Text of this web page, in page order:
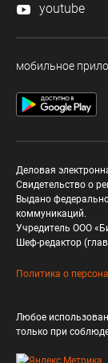
youtube
мобильное
Деловая
Свидетельство о
Выдано
коммуникаций.
Учредитель ООО
Шеф-редактор
Политика о
Любое
только при